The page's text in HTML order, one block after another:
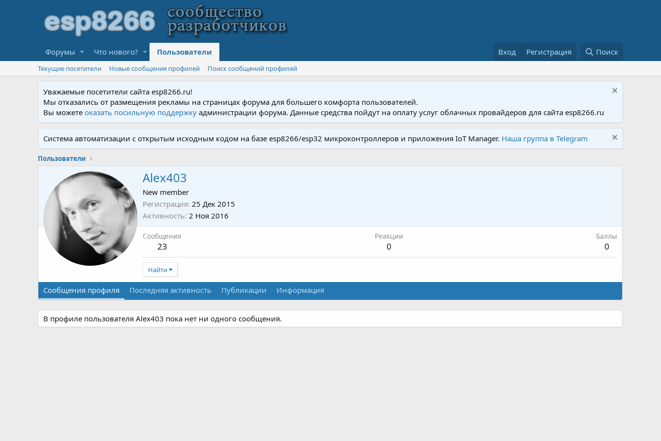
Форумы Что нового? Пользователи Вход Регистрация Поиск
Текущие посетители Новые сообщения профилей Поиск сообщений профилей
Уважаемые посетители сайта esp8266.ru!
Мы отказались от размещения рекламы на страницах форума для большего комфорта пользователей.
Вы можетеоказать посильную поддержку администрации форума. Данные средства пойдут на оплату услуг облачных провайдеров для сайта esp8266.ru
Система автоматизации с открытым исходным кодом на базе esp8266/esp32 микроконтроллеров и приложения IoT Manager. Наша группа в Telegram
Пользователи
Alex403
New member
Регистрация 25 Дек 2015
Активность 2 Ноя 2016
Сообщения
23
Реакции
0
Баллы
0
Найти
Сообщения профиля Последняя активность Публикации Информация
В профиле пользователя Alex403 пока нет ни одного сообщения.